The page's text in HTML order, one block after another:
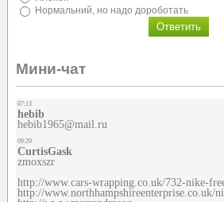
Нормальний, но надо дороботать
Мини-чат